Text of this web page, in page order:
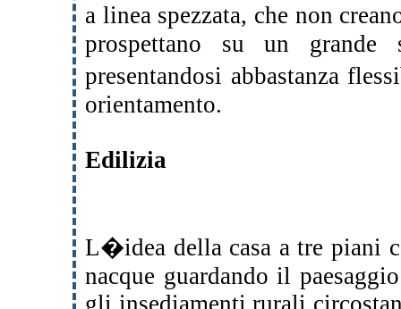
a linea spezzata, che non
prospettano su un grande
presentandosi abbastanza
orientamento.
Edilizia
L�idea della casa a tre piani
nacque guardando il
gli insediamenti rurali